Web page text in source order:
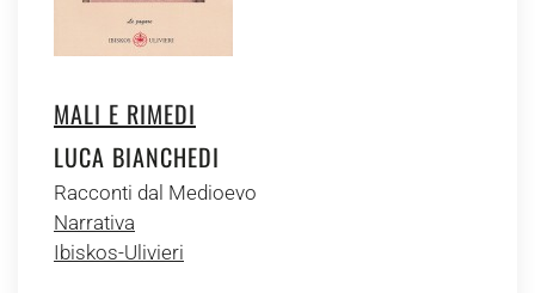
MALI E RIMEDI
LUCA BIANCHEDI
Racconti dal Medioevo
Narrativa
Ibiskos-Ulivieri